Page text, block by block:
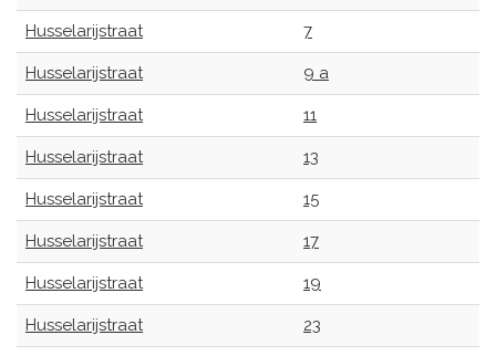
Husselarijstraat 7
Husselarijstraat 9 a
Husselarijstraat 11
Husselarijstraat 13
Husselarijstraat 15
Husselarijstraat 17
Husselarijstraat 19
Husselarijstraat 23